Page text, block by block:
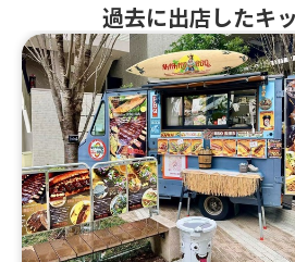
過去に出店したキ